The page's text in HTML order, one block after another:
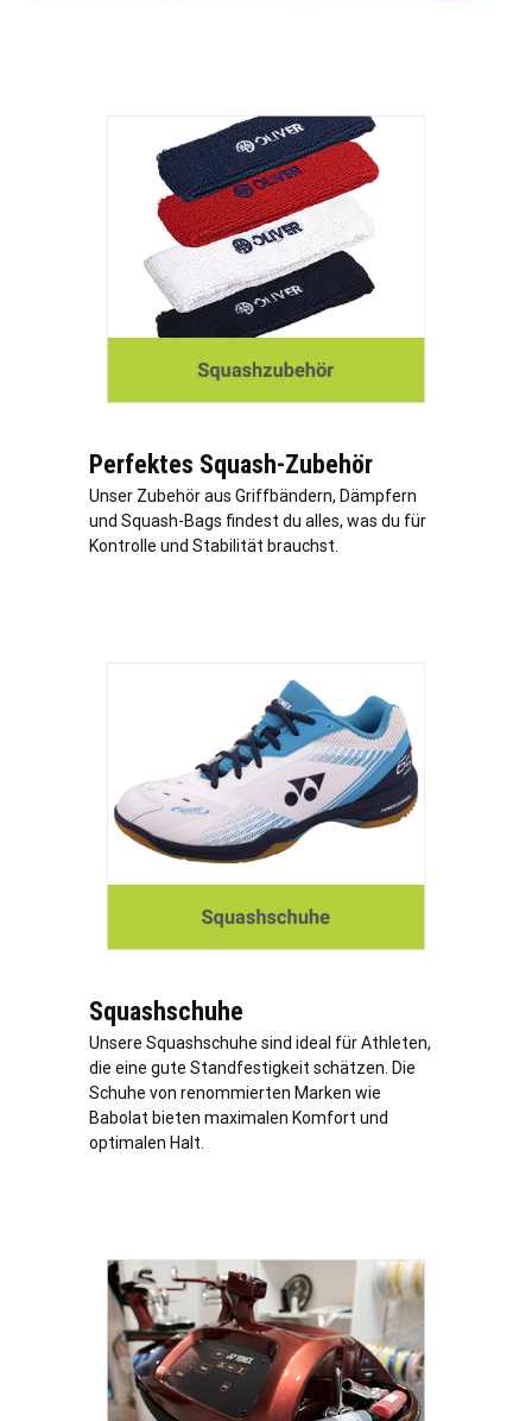
Perfektes Squash-Zubehör
Unser Zubehör aus Griffbändern, Dämpfern
und Squash-Bags findest du alles, was du für
Kontrolle und Stabilität brauchst.
Squashschuhe
Unsere Squashschuhe sind ideal für Athleten,
die eine gute Standfestigkeit schätzen. Die
Schuhe von renommierten Marken wie
Babolat bieten maximalen Komfort und
optimalen Halt.